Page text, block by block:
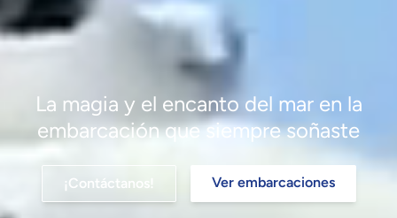
La magia y el encanto del mar en la
embarcación que siempre soñaste
¡Contáctanos! Ver embarcaciones